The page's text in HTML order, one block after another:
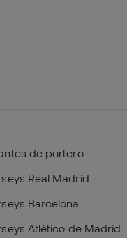
de portero
Real Madrid
Barcelona
Atlético de Madrid